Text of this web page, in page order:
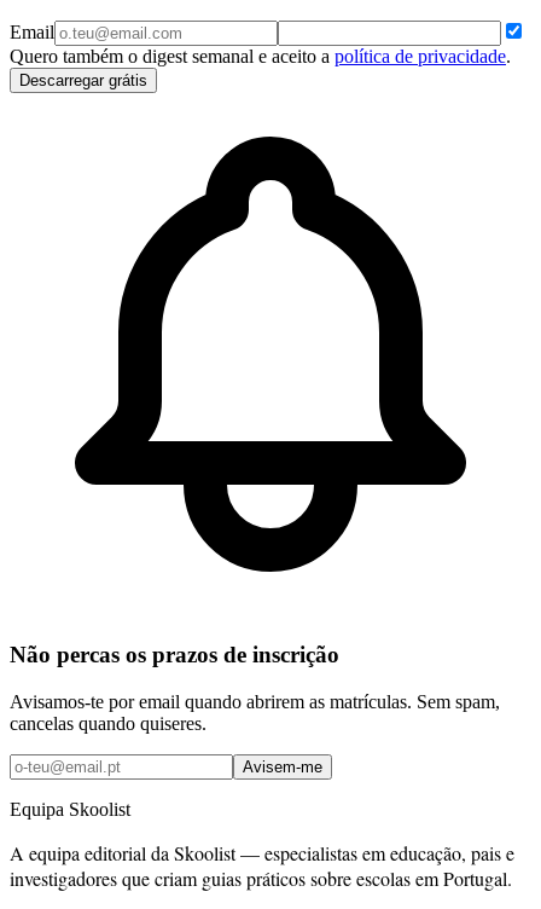
Email
Quero também o digest semanal e aceito a política de privacidade.
Descarregar grátis
Não percas os prazos de inscrição
Avisamos-te por email quando abrirem as matrículas. Sem spam,
cancelas quando quiseres.
Avisem-me
Equipa Skoolist
A equipa editorial da Skoolist — especialistas em educação, pais e
investigadores que criam guias práticos sobre escolas em Portugal.